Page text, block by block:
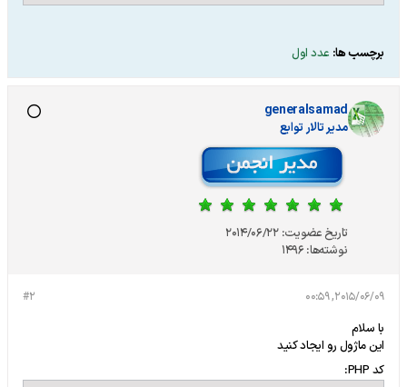
برچسب ها: عدد اول
generalsamad
مدير تالار توابع
تاریخ عضویت: 2014/06/22
نوشته‌ها: 1496
#2 2015/06/09, 00:59
با سلام
این ماژول رو ایجاد کنید
کد PHP: